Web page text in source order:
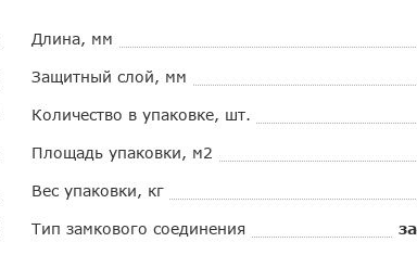
Длина, мм
Защитный слой, мм
Количество в упаковке, шт.
Площадь упаковки, м2
Вес упаковки, кг
Тип замкового соединения